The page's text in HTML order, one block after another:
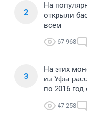
2
На
открыли
всем
67 968
3
На этих
из Уфы
по 2016
47 258